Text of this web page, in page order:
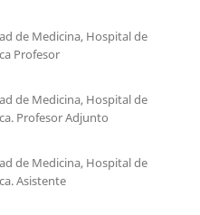
de Medicina, Hospital de
Profesor
de Medicina, Hospital de
Profesor Adjunto
de Medicina, Hospital de
Asistente